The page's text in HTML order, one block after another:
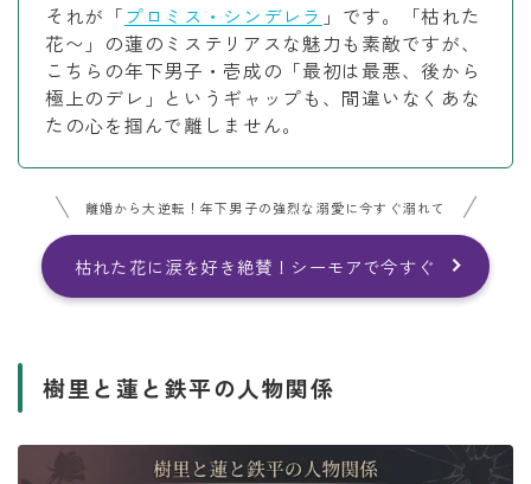
それが「プロミス・シンデレラ 」です。「枯れた
花〜」の蓮のミステリアスな魅力も素敵ですが、
こちらの年下男子・壱成の「最初は最悪、後から
極上のデレ」というギャップも、間違いなくあな
たの心を掴んで離しません。
離婚から大逆転！年下男子の強烈な溺愛に今すぐ溺れて
枯れた花に涙を好き絶賛！シーモアで今すぐ
樹里と蓮と鉄平の人物関係